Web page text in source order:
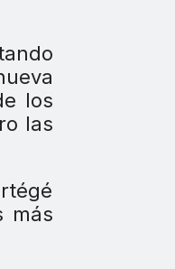
los
las
más